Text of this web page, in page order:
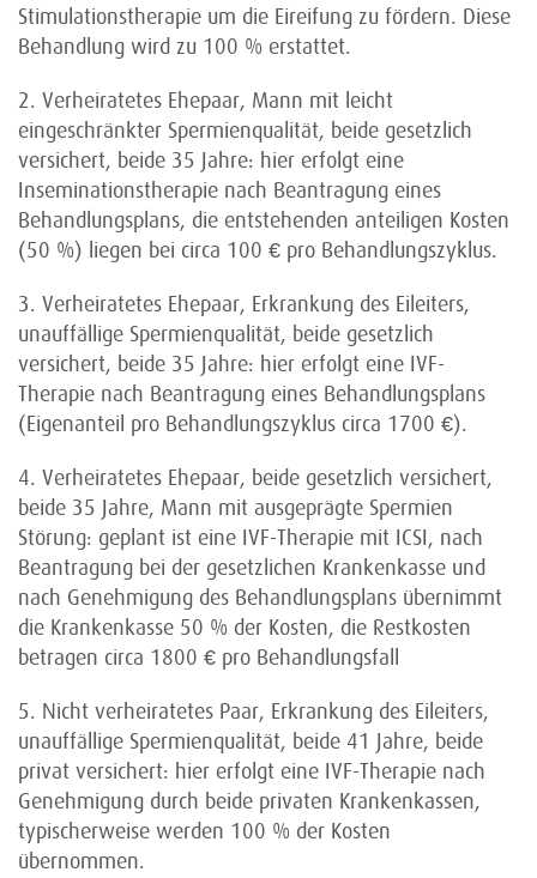
Stimulationstherapie um die Eireifung zu fördern. Diese
Behandlung wird zu 100 % erstattet.
2. Verheiratetes Ehepaar, Mann mit leicht
eingeschränkter Spermienqualität, beide gesetzlich
versichert, beide 35 Jahre: hier erfolgt eine
Inseminationstherapie nach Beantragung eines
Behandlungsplans, die entstehenden anteiligen Kosten
(50 %) liegen bei circa 100 € pro Behandlungszyklus.
3. Verheiratetes Ehepaar, Erkrankung des Eileiters,
unauffällige Spermienqualität, beide gesetzlich
versichert, beide 35 Jahre: hier erfolgt eine IVF-
Therapie nach Beantragung eines Behandlungsplans
(Eigenanteil pro Behandlungszyklus circa 1700 €).
4. Verheiratetes Ehepaar, beide gesetzlich versichert,
beide 35 Jahre, Mann mit ausgeprägte Spermien
Störung: geplant ist eine IVF-Therapie mit ICSI, nach
Beantragung bei der gesetzlichen Krankenkasse und
nach Genehmigung des Behandlungsplans übernimmt
die Krankenkasse 50 % der Kosten, die Restkosten
betragen circa 1800 € pro Behandlungsfall
5. Nicht verheiratetes Paar, Erkrankung des Eileiters,
unauffällige Spermienqualität, beide 41 Jahre, beide
privat versichert: hier erfolgt eine IVF-Therapie nach
Genehmigung durch beide privaten Krankenkassen,
typischerweise werden 100 % der Kosten
übernommen.